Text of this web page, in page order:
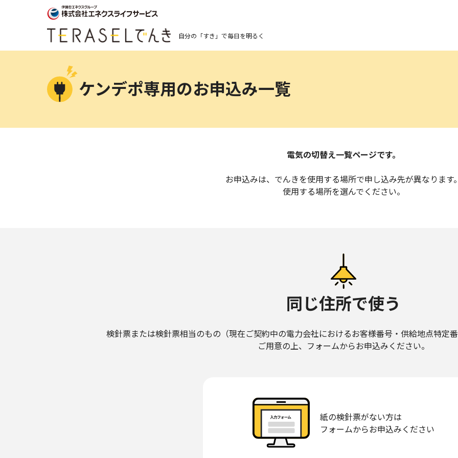
自分の「すき」で毎日を明るく
ケンデポ専用のお申込み一覧
電気の切替え一覧ページです。
お申込みは、でんきを使用する場所で申し込み先が異なります
使用する場所を選んでください。
同じ住所で使う
検針票または検針票相当のもの（現在ご契約中の電⼒会社におけるお客様番号・供給地点特定
ご⽤意の上、フォームからお申込みください。
紙の検針票がない方は
フォームからお申込みください